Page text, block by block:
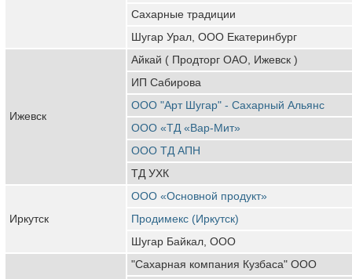
Сахарные традиции
Шугар Урал, ООО Екатеринбург
Ижевск
Айкай ( Продторг ОАО, Ижевск )
ИП Сабирова
ООО "Арт Шугар" - Сахарный Альянс
ООО «ТД «Вар-Мит»
ООО ТД АПН
ТД УХК
Иркутск
ООО «Основной продукт»
Продимекс (Иркутск)
Шугар Байкал, ООО
"Сахарная компания Кузбаса" ООО